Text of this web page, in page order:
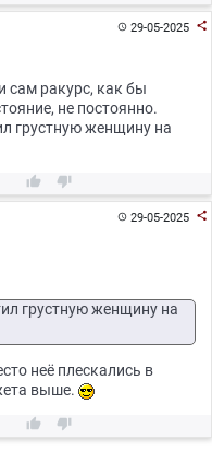
29-05-2025 
сам ракурс, как бы
не постоянно.
грустную женщину на
 
29-05-2025 
грустную женщину на
неё плескались в
выше.
 